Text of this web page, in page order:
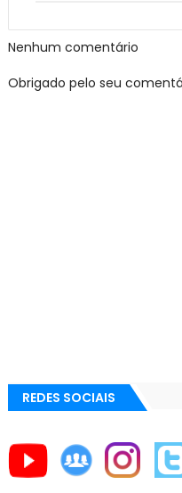
Nenhum comentário
Obrigado pelo seu
REDES SOCIAIS